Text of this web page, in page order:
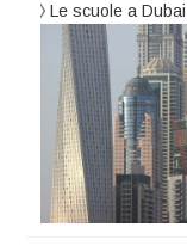
Le scuole a Dubai